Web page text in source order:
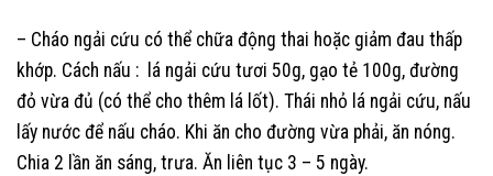
– Cháo ngải cứu có thể chữa động thai hoặc giảm đau thấp
khớp. Cách nấu : lá ngải cứu tươi 50g, gạo tẻ 100g, đường
đỏ vừa đủ (có thể cho thêm lá lốt). Thái nhỏ lá ngải cứu, nấu
lấy nước để nấu cháo. Khi ăn cho đường vừa phải, ăn nóng.
Chia 2 lần ăn sáng, trưa. Ăn liên tục 3 – 5 ngày.